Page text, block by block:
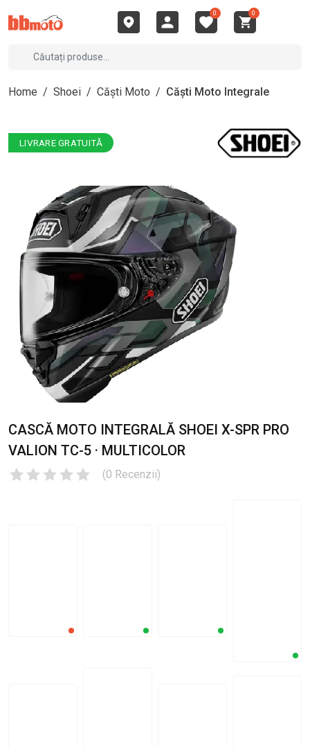
0 0
Home / Shoei / Căști Moto / Căști Moto Integrale
LIVRARE GRATUITĂ
CASCĂ MOTO INTEGRALĂ SHOEI X-SPR PRO
VALION TC-5 · MULTICOLOR
(0 Recenzii)